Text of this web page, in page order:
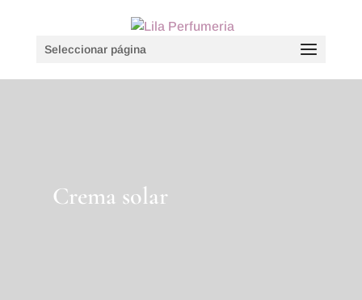
Seleccionar página
Crema solar